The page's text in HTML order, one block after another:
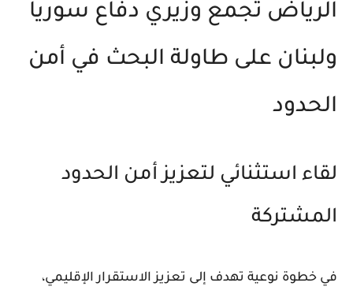
الرياض تجمع وزيري دفاع سوريا
ولبنان على طاولة البحث في أمن
الحدود
لقاء استثنائي لتعزيز أمن الحدود
المشتركة
في خطوة نوعية تهدف إلى تعزيز الاستقرار الإقليمي،